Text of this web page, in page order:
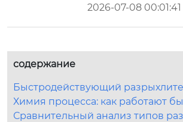
2026-07-08 00:01:41
содержание
Быстродействующий
Химия процесса: как работают
Сравнительный анализ типов